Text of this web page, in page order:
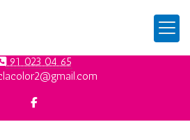
91 023 04 65
gmail.com